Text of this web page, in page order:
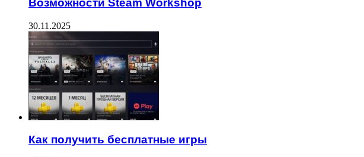
Возможности Steam Workshop
30.11.2025
Как получить бесплатные игры